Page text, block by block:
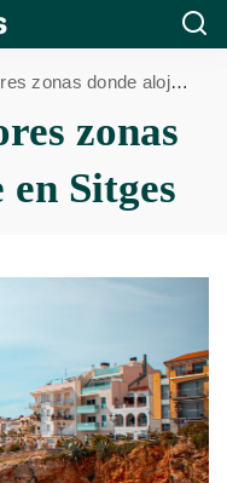
zonas donde alojarse en Sitges
zonas
Sitges